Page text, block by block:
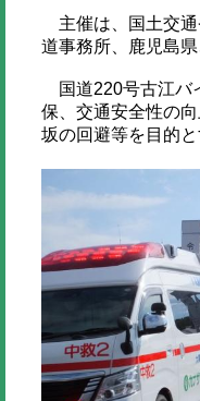
主催は、国土交通
道事務所、鹿児島
国道220号古江バ
保、交通安全性の
坂の回避等を目的